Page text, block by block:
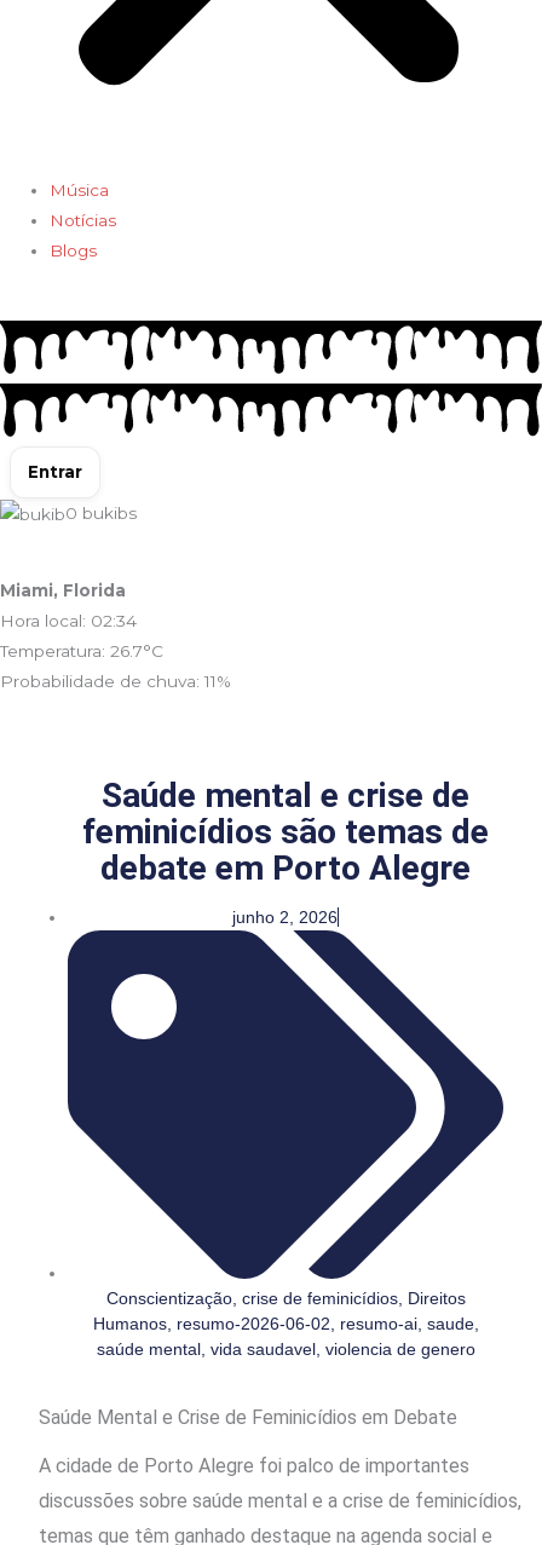
Música
Notícias
Blogs
Entrar
0 bukibs
Miami, Florida
Hora local: 02:34
Temperatura: 26.7°C
Probabilidade de chuva: 11%
Saúde mental e crise de
feminicídios são temas de
debate em Porto Alegre
junho 2, 2026
Conscientização, crise de feminicídios, Direitos
Humanos, resumo-2026-06-02 resumo-ai, saude,
saúde mental, vida saudavel, violencia de genero
Saúde Mental e Crise de Feminicídios em Debate
A cidade de Porto Alegre foi palco de importantes
discussões sobre saúde mental e a crise de feminicídios,
temas que têm ganhado destaque na agenda social e